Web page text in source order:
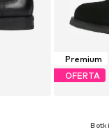
Premium
OFERTA